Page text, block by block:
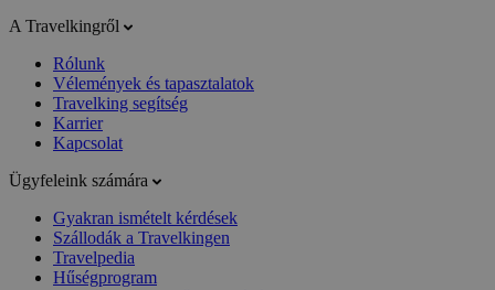
A Travelkingről
Rólunk
Vélemények és tapasztalatok
Travelking segítség
Karrier
Kapcsolat
Ügyfeleink számára
Gyakran ismételt kérdések
Szállodák a Travelkingen
Travelpedia
Hűségprogram